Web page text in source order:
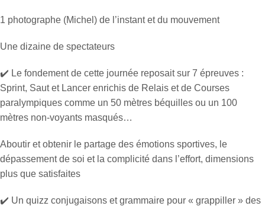
1 photographe (Michel) de l’instant et du mouvement
Une dizaine de spectateurs
✔️ Le fondement de cette journée reposait sur 7 épreuves :
Sprint, Saut et Lancer enrichis de Relais et de Courses
paralympiques comme un 50 mètres béquilles ou un 100
mètres non-voyants masqués…
Aboutir et obtenir le partage des émotions sportives, le
dépassement de soi et la complicité dans l’effort, dimensions
plus que satisfaites
✔️ Un quizz conjugaisons et grammaire pour « grappiller » des